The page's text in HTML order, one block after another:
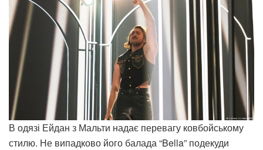
В одязі Ейдан з Мальти надає перевагу ковбойському
стилю. Не випадково його балада “Bella” подекуди